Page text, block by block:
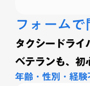
フォーム
タクシードライ
ベテランも、初
年齢・性別・経験